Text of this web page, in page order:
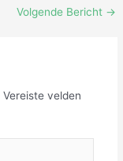
Volgende Bericht →
Vereiste velden